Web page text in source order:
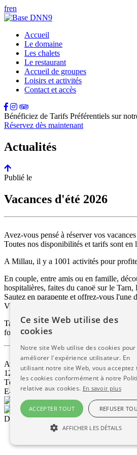
fren
Accueil
Le domaine
Les chalets
Le restaurant
Accueil de groupes
Loisirs et activités
Contact et accès
Bénéficiez de Tarifs Préférentiels sur
Réservez dès maintenant
Actualités
Publié le
Vacances d'été 2026
Avez-vous pensé à réserver vos
Toutes nos disponibilités et tarifs sont en
A Millau, il y a 1001 activités pour
En couple, entre amis ou en famille,
hospitalières, faites du canoë sur le
Sautez en parapente et offrez-vous l'une
Viaduc.
Tant de choses à faire, et si peu de
foncez !
Avenue de Millau Plage
12100 Millau - Aveyron - FRANCE
Tél. 05.65.69.12.12
E-mail :contact@dsemillau.com
Domaine Saint Estève © 2026-
Ce site Web utilise des
cookies
Notre site Web utilise des cookies pour
améliorer l'expérience utilisateur. En
utilisant notre site Web, vous acceptez
les cookies conformément à notre
relative aux cookies. En savoir plus
ACCEPTER TOUT REFUSER
AFFICHER LES DÉTAILS